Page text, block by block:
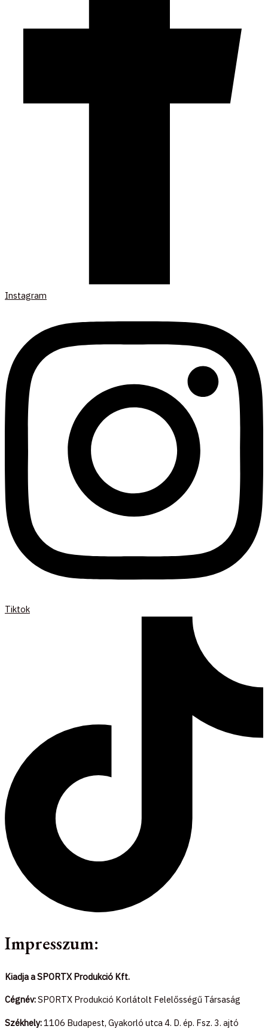
Instagram
Tiktok
Impresszum:
Kiadja a SPORTX Produkció Kft.
Cégnév:SPORTX Produkció Korlátolt Felelősségű Társaság
Székhely:1106 Budapest, Gyakorló utca 4. D. ép. Fsz. 3. ajtó